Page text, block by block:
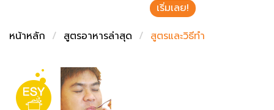
เริ่มเลย!
หน้าหลัก
สูตรอาหารล่าสุด สูตรและวิธีทำ